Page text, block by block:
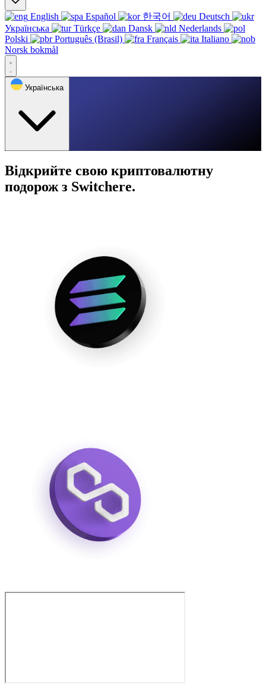
English Español 한국어
Deutsch
Українська
Türkçe Dansk
Nederlands
Polski
Português (Brasil) Français
Italiano
Norsk bokmål
Українська
Відкрийте свою криптовалютну
подорож з Switchere.